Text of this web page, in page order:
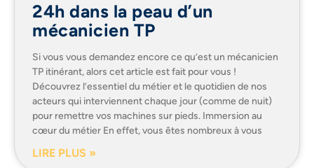
24h dans la peau d’un
mécanicien TP
Si vous vous demandez encore ce qu’est un mécanicien
TP itinérant, alors cet article est fait pour vous !
Découvrez l’essentiel du métier et le quotidien de nos
acteurs qui interviennent chaque jour (comme de nuit)
pour remettre vos machines sur pieds. Immersion au
cœur du métier En effet, vous êtes nombreux à vous
LIRE PLUS »